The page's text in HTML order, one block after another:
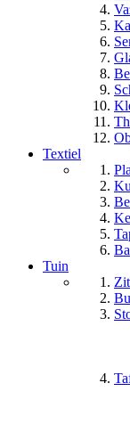
Textiel
Tuin